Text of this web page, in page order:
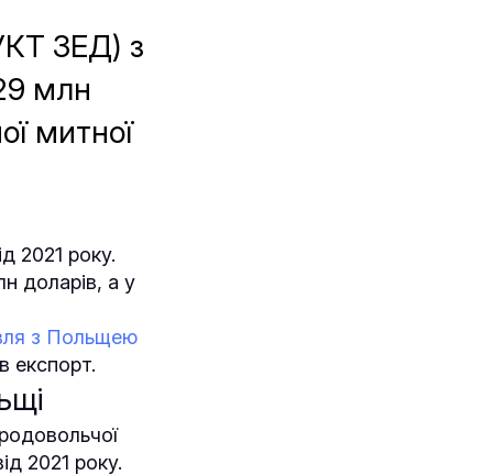
ЗЕД) з
млн
митної
2021 року.
доларів, а у
з Польщею
експорт.
2021 року.